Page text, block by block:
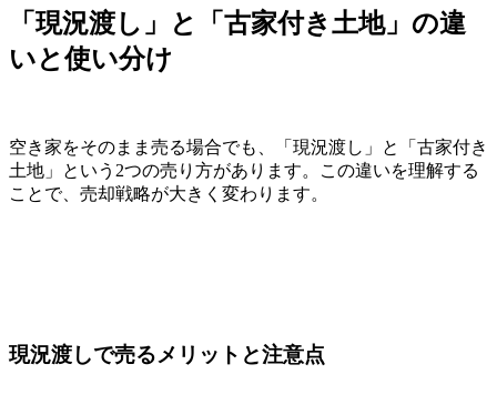
「現況渡し」と「古家付き土地」の違
いと使い分け
空き家をそのまま売る場合でも、「現況渡し」と「古家付き
土地」という2つの売り方があります。この違いを理解する
ことで、売却戦略が大きく変わります。
現況渡しで売るメリットと注意点